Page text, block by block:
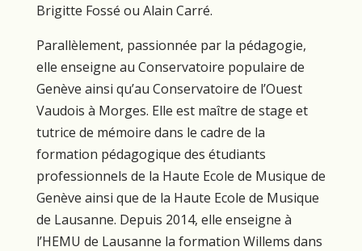
Brigitte Fossé ou Alain Carré.
Parallèlement, passionnée par la pédagogie,
elle enseigne au Conservatoire populaire de
Genève ainsi qu’au Conservatoire de l’Ouest
Vaudois à Morges. Elle est maître de stage et
tutrice de mémoire dans le cadre de la
formation pédagogique des étudiants
professionnels de la Haute Ecole de Musique de
Genève ainsi que de la Haute Ecole de Musique
de Lausanne. Depuis 2014, elle enseigne à
l’HEMU de Lausanne la formation Willems dans